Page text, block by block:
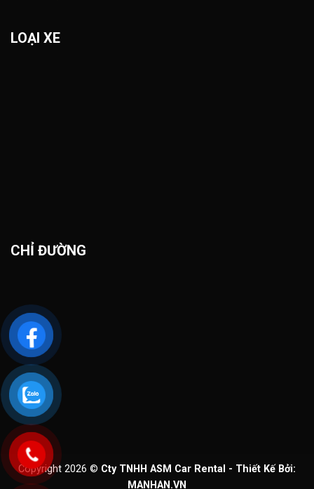
LOẠI XE
CHỈ ĐƯỜNG
Copyright 2026 © Cty TNHH ASM Car Rental - Thiết Kế Bởi:
MANHAN.VN